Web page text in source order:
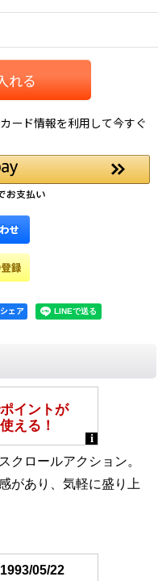
れる
ード情報を利用して今すぐ
ェア
クロールアクション。
があり、気軽に盛り上
1993/05/22